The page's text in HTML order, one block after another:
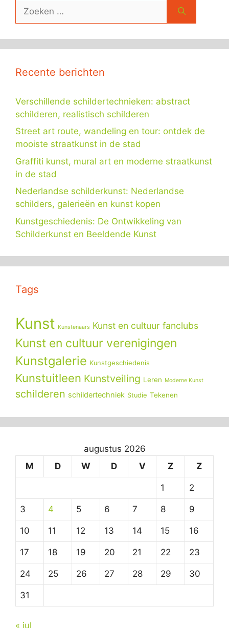
naar:
Recente berichten
Verschillende schildertechnieken: abstract
schilderen, realistisch schilderen
Street art route, wandeling en tour: ontdek de
mooiste straatkunst in de stad
Graffiti kunst, mural art en moderne straatkunst
in de stad
Nederlandse schilderkunst: Nederlandse
schilders, galerieën en kunst kopen
Kunstgeschiedenis: De Ontwikkeling van
Schilderkunst en Beeldende Kunst
Tags
Kunst Kunstenaars Kunst en cultuur fanclubs
Kunst en cultuur verenigingen
Kunstgalerie Kunstgeschiedenis
Kunstuitleen Kunstveiling Leren Moderne Kunst
schilderen schildertechniek Studie Tekenen
augustus 2026
M
D W D V Z Z
1 2
3 4 5 6 7 8 9
10 11 12 13 14 15 16
17 18 19 20 21 22 23
24 25 26 27 28 29 30
31
« jul